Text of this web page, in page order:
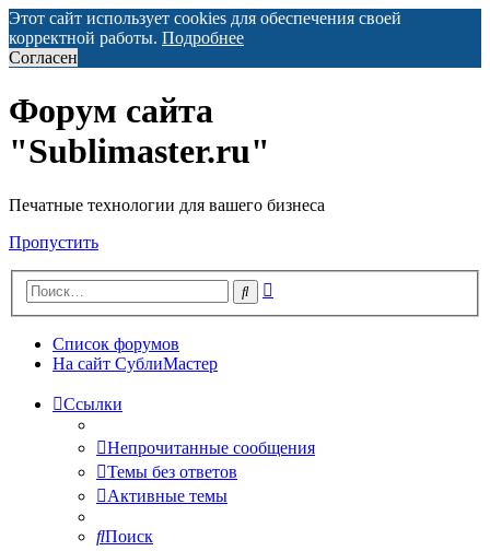
Этот сайт использует cookies для обеспечения своей
корректной работы. Подробнее
Согласен
Форум сайта
"Sublimaster.ru"
Печатные технологии для вашего бизнеса
Пропустить
Поиск
Список форумов
На сайт СублиМастер
Ссылки
Непрочитанные сообщения
Темы без ответов
Активные темы
Поиск